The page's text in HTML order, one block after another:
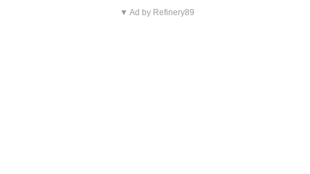
▼ Ad by Refinery89